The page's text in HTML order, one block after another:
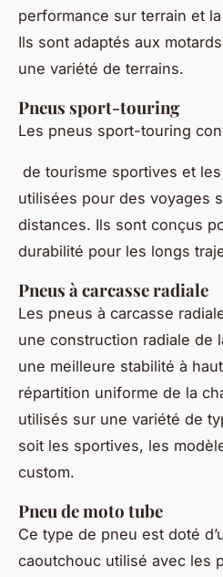
performance sur terrain et
Ils sont adaptés aux
une variété de terrains.
Pneus sport-touring
Les pneus sport-touring
de tourisme sportives et
utilisées pour des voyages
distances. Ils sont conçus
durabilité pour les longs
Pneus à carcasse radiale
Les pneus à carcasse
une construction radiale de
une meilleure stabilité à
répartition uniforme de la
utilisés sur une variété de
soit les sportives, les
custom.
Pneu de moto tube
Ce type de pneu est doté
caoutchouc utilisé avec les